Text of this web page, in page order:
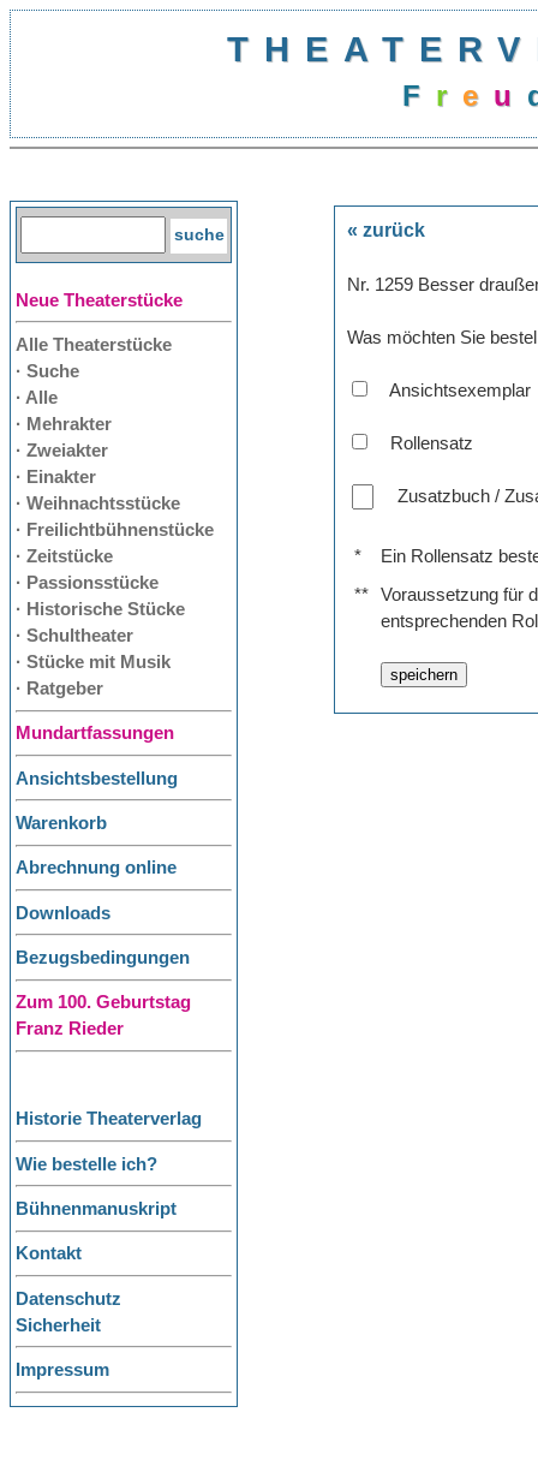
Freu
Neue Theaterstücke
Alle Theaterstücke
· Suche
· Alle
· Mehrakter
· Zweiakter
· Einakter
· Weihnachtsstücke
· Freilichtbühnenstücke
· Zeitstücke
· Passionsstücke
· Historische Stücke
· Schultheater
· Stücke mit Musik
· Ratgeber
Mundartfassungen
Ansichtsbestellung
Warenkorb
Abrechnung online
Downloads
Bezugsbedingungen
Zum 100. Geburtstag
Franz Rieder
Historie Theaterverlag
Wie bestelle ich?
Bühnenmanuskript
Kontakt
Datenschutz
Sicherheit
Impressum
« zurück
Nr. 1259 Besser
Was möchten Sie
Ansichtsexemplar
Rollensatz
Zusatzbuch /
*
Ein Rollensatz
**
Voraussetzung für
entsprechenden